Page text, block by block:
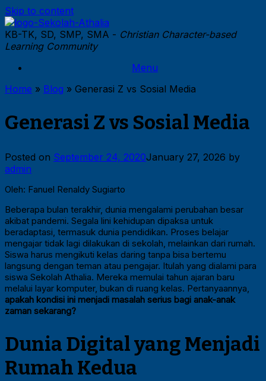
Skip to content
KB-TK, SD, SMP, SMA - Christian Character-based
Learning Community
Menu
Home » Blog » Generasi Z vs Sosial Media
Generasi Z vs Sosial Media
Posted on September 24, 2020January 27, 2026 by
admin
Oleh: Fanuel Renaldy Sugiarto
Beberapa bulan terakhir, dunia mengalami perubahan besar
akibat pandemi. Segala lini kehidupan dipaksa untuk
beradaptasi, termasuk dunia pendidikan. Proses belajar
mengajar tidak lagi dilakukan di sekolah, melainkan dari rumah.
Siswa harus mengikuti kelas daring tanpa bisa bertemu
langsung dengan teman atau pengajar. Itulah yang dialami para
siswa Sekolah Athalia. Mereka memulai tahun ajaran baru
melalui layar komputer, bukan di ruang kelas. Pertanyaannya,
apakah kondisi ini menjadi masalah serius bagi anak-anak
zaman sekarang?
Dunia Digital yang Menjadi
Rumah Kedua